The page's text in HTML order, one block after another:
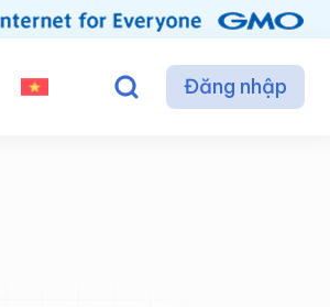
Đăng nhập